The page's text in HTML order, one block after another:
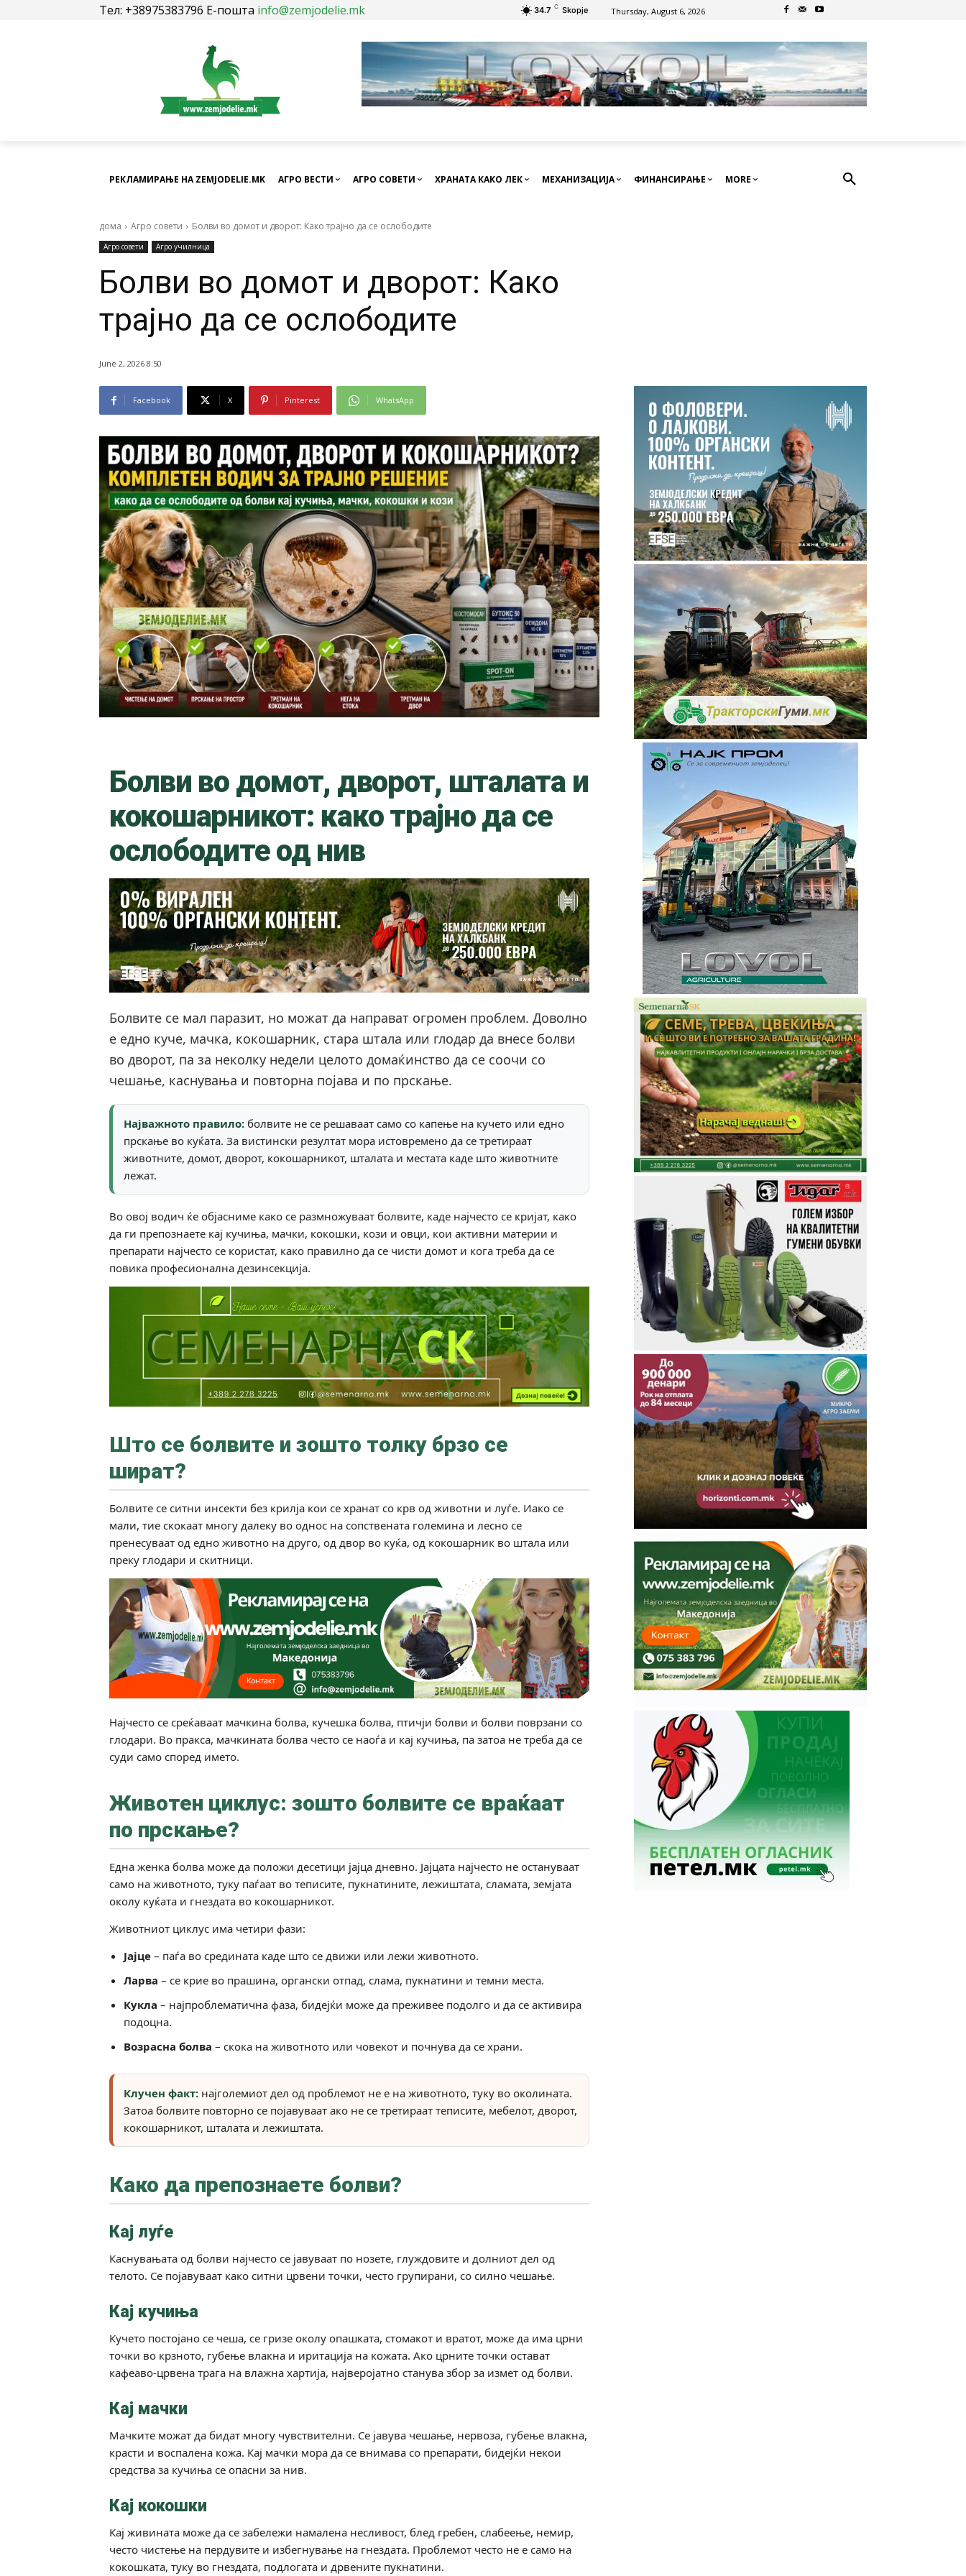
Тел: +38975383796 Е-пошта info@zemjodelie.mk 34.7 C Skopje Thursday, August 6, 2026
РЕКЛАМИРАЊЕ НА ZEMJODELIE.MK АГРО ВЕСТИ АГРО СОВЕТИ ХРАНАТА КАКО ЛЕК МЕХАНИЗАЦИЈА ФИНАНСИРАЊЕ MORE
дома Агро совети Болви во домот и дворот: Како трајно да се ослободите
Агро совети Агро училница
Болви во домот и дворот: Како
трајно да се ослободите
June 2, 2026 8:50
Facebook X Pinterest WhatsApp
Болви во домот, дворот, шталата и
кокошарникот: како трајно да се
ослободите од нив
Болвите се мал паразит, но можат да направат огромен проблем. Доволно
е едно куче, мачка, кокошарник, стара штала или глодар да внесе болви
во дворот, па за неколку недели целото домаќинство да се соочи со
чешање, каснувања и повторна појава и по прскање.
Најважното правило: болвите не се решаваат само со капење на кучето или едно
прскање во куќата. За вистински резултат мора истовремено да се третираат
животните, домот, дворот, кокошарникот, шталата и местата каде што животните
лежат.
Во овој водич ќе објасниме како се размножуваат болвите, каде најчесто се кријат, како
да ги препознаете кај кучиња, мачки, кокошки, кози и овци, кои активни материи и
препарати најчесто се користат, како правилно да се чисти домот и кога треба да се
повика професионална дезинсекција.
Што се болвите и зошто толку брзо се
шират?
Болвите се ситни инсекти без крилја кои се хранат со крв од животни и луѓе. Иако се
мали, тие скокаат многу далеку во однос на сопствената големина и лесно се
пренесуваат од едно животно на друго, од двор во куќа, од кокошарник во штала или
преку глодари и скитници.
Најчесто се среќаваат мачкина болва, кучешка болва, птичји болви и болви поврзани со
глодари. Во пракса, мачкината болва често се наоѓа и кај кучиња, па затоа не треба да се
суди само според името.
Животен циклус: зошто болвите се враќаат
по прскање?
Една женка болва може да положи десетици јајца дневно. Јајцата најчесто не остануваат
само на животното, туку паѓаат во теписите, пукнатините, лежиштата, сламата, земјата
околу куќата и гнездата во кокошарникот.
Животниот циклус има четири фази:
Јајце – паѓа во средината каде што се движи или лежи животното.
Ларва – се крие во прашина, органски отпад, слама, пукнатини и темни места.
Кукла – најпроблематична фаза, бидејќи може да преживее подолго и да се активира
подоцна.
Возрасна болва – скока на животното или човекот и почнува да се храни.
Клучен факт: најголемиот дел од проблемот не е на животното, туку во околината.
Затоа болвите повторно се појавуваат ако не се третираат теписите, мебелот, дворот,
кокошарникот, шталата и лежиштата.
Како да препознаете болви?
Кај луѓе
Каснувањата од болви најчесто се јавуваат по нозете, глуждовите и долниот дел од
телото. Се појавуваат како ситни црвени точки, често групирани, со силно чешање.
Кај кучиња
Кучето постојано се чеша, се гризе околу опашката, стомакот и вратот, може да има црни
точки во крзното, губење влакна и иритација на кожата. Ако црните точки остават
кафеаво-црвена трага на влажна хартија, најверојатно станува збор за измет од болви.
Кај мачки
Мачките можат да бидат многу чувствителни. Се јавува чешање, нервоза, губење влакна,
красти и воспалена кожа. Кај мачки мора да се внимава со препарати, бидејќи некои
средства за кучиња се опасни за нив.
Кај кокошки
Кај живината може да се забележи намалена несливост, блед гребен, слабеење, немир,
често чистење на пердувите и избегнување на гнездата. Проблемот често не е само на
кокошката, туку во гнездата, подлогата и дрвените пукнатини.